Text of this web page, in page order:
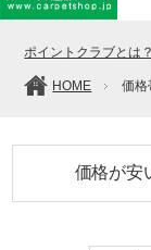
ポイントクラブとは？
HOME 価格
価格が安